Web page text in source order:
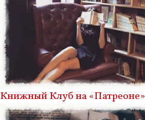
Книжный Клуб на «Патреоне»